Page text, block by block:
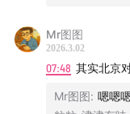
给你遛半小时自
如果临时需要办
wifi、空调、可
知道去哪买到好
Mr图图
2026.3.02
07:48 其实北京
Mr图图: 嗯嗯